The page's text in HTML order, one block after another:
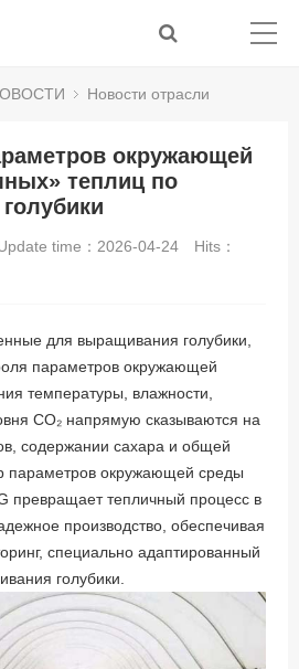
Новости отрасли
окружающей
теплиц по
time：2026-04-24
Hits：
для выращивания голубики,
параметров окружающей
температуры, влажности,
CO₂ напрямую сказываются на
содержании сахара и общей
параметров окружающей среды
превращает тепличный процесс в
производство, обеспечивая
специально адаптированный
голубики.